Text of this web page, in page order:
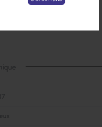
à un ami